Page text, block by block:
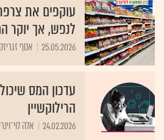
עוקפים את
לנפש, אך יוקר
25.05.2026 אסף זגריזק
עדכון המס
הרילוקשיין
24.02.2026 אלה